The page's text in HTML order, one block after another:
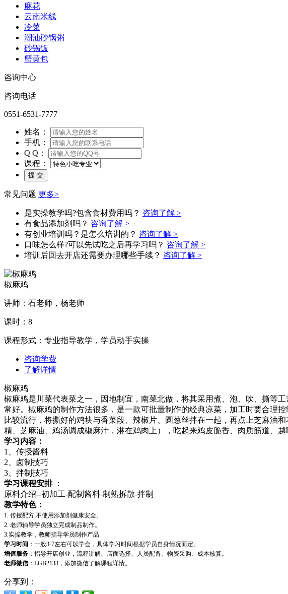
麻花
云南米线
冷菜
潮汕砂锅粥
砂锅饭
蟹黄包
咨询中心
咨询电话
0551-6531-7777
姓名：
手机：
Q Q：
课程：
常见问题 更多>
是实操教学吗?包含食材费用吗？ 咨询了解 >
有食品添加剂吗？ 咨询了解 >
有创业培训吗？是怎么培训的？ 咨询了解 >
口味怎么样?可以先试吃之后再学习吗？ 咨询了解 >
培训后回去开店还需要办理哪些手续？ 咨询了解 >
椒麻鸡
讲师：石老师，杨老师
课时：8
课程形式：专业指导教学，学员动手实操
咨询学费
了解详情
椒麻鸡
椒麻鸡是川菜代表菜之一，因地制宜，南菜北做，将其采用煮、泡、吹、撕等
常好。椒麻鸡的制作方法很多，是一款可批量制作的经典凉菜，加工时要合理
比较流行，将撕好的鸡块与香菜段、辣椒片、圆葱丝拌在一起，再点上芝麻油
精、芝麻油、鸡汤调成椒麻汁，淋在鸡肉上），吃起来鸡皮脆香、肉质筋道、越
学习内容：
1、传授酱料
2、卤制技巧
3、拌制技巧
学习课程安排
：
原料介绍--初加工-配制酱料-制熟拆散-拌制
教学特色：
1. 传授配方,不使用添加剂健康安全。
2. 老师辅导学员独立完成制品制作。
3.实操教学，教师指导学员制作产品
学习时间 ：一般3-7左右可以学会，具体学习时间根据学员自身情况而定。
增值服务 ：指导开店创业，流程讲解、店面选择、人员配备、物资采购、成本核算。
老师微信：LGB2133，添加微信了解课程详情。
分享到：